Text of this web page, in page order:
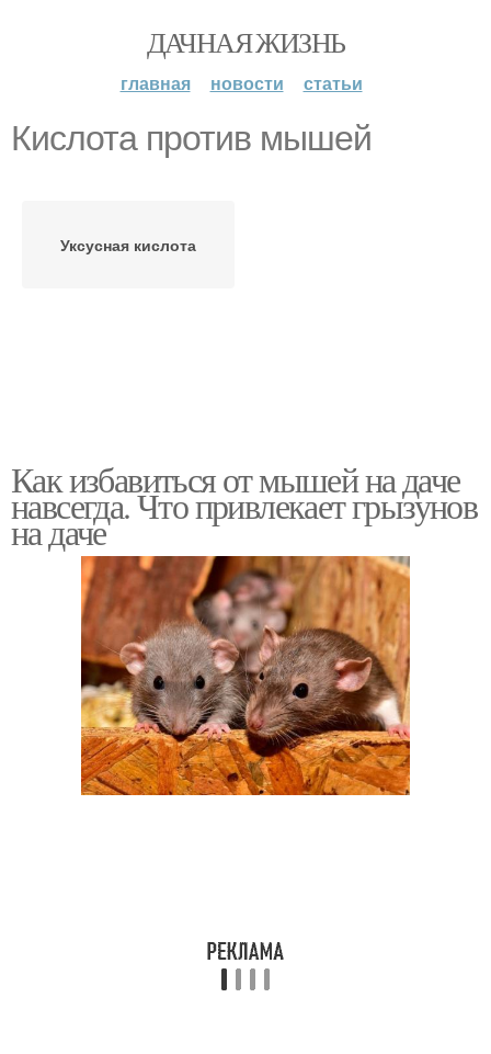
ДАЧНАЯ ЖИЗНЬ
главная новости статьи
Кислота против мышей
Уксусная кислота
Как избавиться от мышей на даче
навсегда. Что привлекает грызунов
на даче